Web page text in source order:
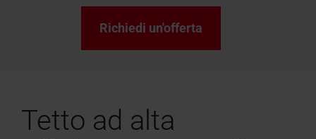
Richiedi un'offerta
Tetto ad alta